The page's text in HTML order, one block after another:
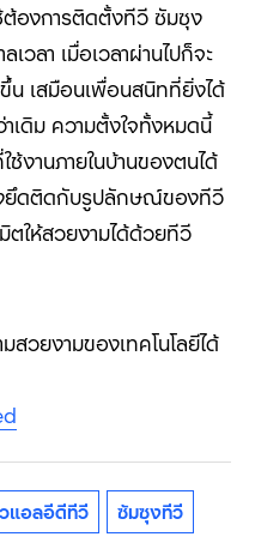
องการติดตั้งทีวี ซัมซุง
ลา เมื่อเวลาผ่านไปก็จะ
น เสมือนเพื่อนสนิทที่ยิ่งได้
เดิม ความตั้งใจทั้งหมดนี้
งานภายในบ้านของตนได้
งยึดติดกับรูปลักษณ์ของทีวี
ตให้สวยงามได้ด้วยทีวี
วยงามของเทคโนโลยีได้
แอลอีดีทีวี ซัมซุงทีวี